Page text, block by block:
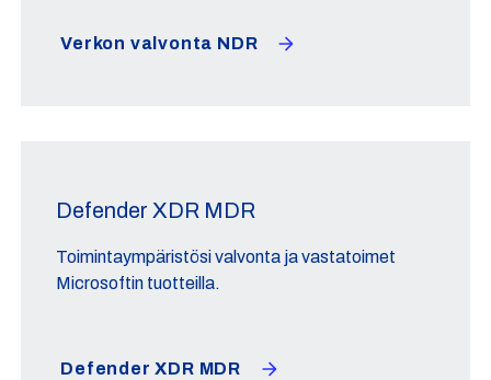
Verkon valvonta NDR
Defender XDR MDR
Toimintaympäristösi valvonta ja vastatoimet
Microsoftin tuotteilla.
Defender XDR MDR